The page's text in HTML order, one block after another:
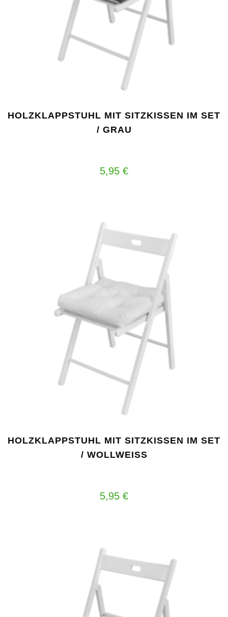
HOLZKLAPPSTUHL MIT SITZKISSEN IM SET
/ GRAU
5,95 €
HOLZKLAPPSTUHL MIT SITZKISSEN IM SET
/ WOLLWEISS
5,95 €